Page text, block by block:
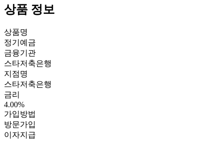
상품 정보
상품명
정기예금
금융기관
스타저축은행
지점명
스타저축은행
금리
4.00%
가입방법
방문가입
이자지급